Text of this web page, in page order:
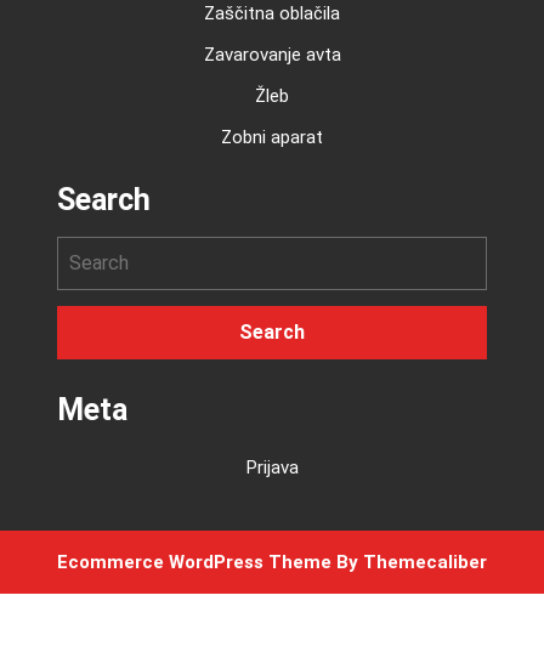
Zaščitna oblačila
Zavarovanje avta
Žleb
Zobni aparat
Search
Meta
Prijava
Ecommerce WordPress Theme By Themecaliber